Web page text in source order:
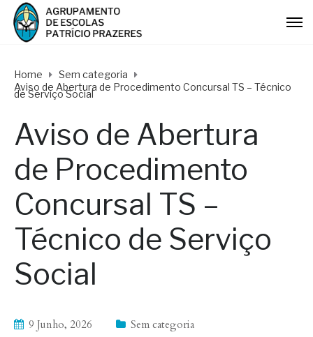
Home
Sem categoria
Aviso de Abertura de Procedimento Concursal TS – Técnico
de Serviço Social
Aviso de Abertura
de Procedimento
Concursal TS –
Técnico de Serviço
Social
9 Junho, 2026 Sem categoria